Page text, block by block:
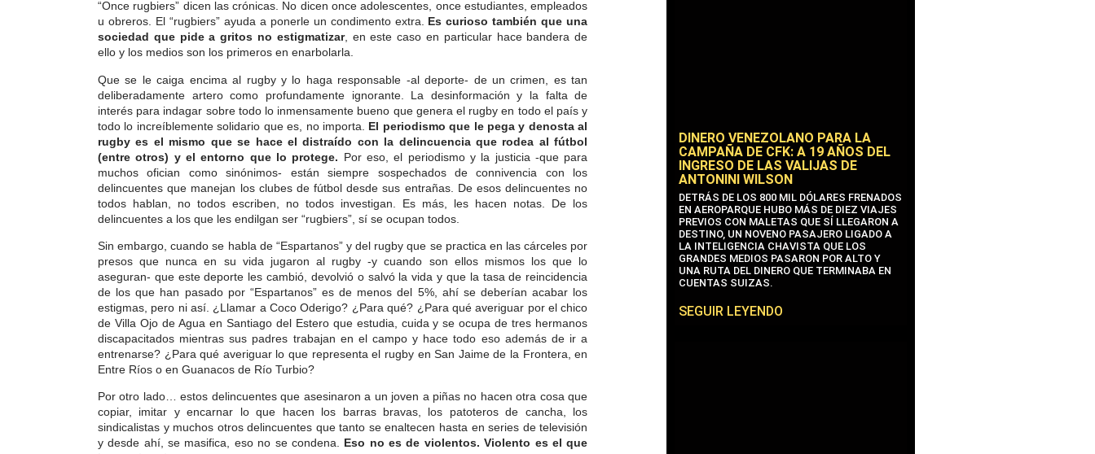
“Once rugbiers” dicen las crónicas. No dicen once adolescentes, once estudiantes, empleados
u obreros. El “rugbiers” ayuda a ponerle un condimento extra. Es curioso también que una
sociedad que pide a gritos no estigmatizar, en este caso en particular hace bandera de
ello y los medios son los primeros en enarbolarla.
Que se le caiga encima al rugby y lo haga responsable -al deporte- de un crimen, es tan
deliberadamente artero como profundamente ignorante. La desinformación y la falta de
interés para indagar sobre todo lo inmensamente bueno que genera el rugby en todo el país y
todo lo increíblemente solidario que es, no importa. El periodismo que le pega y denosta al
rugby es el mismo que se hace el distraído con la delincuencia que rodea al fútbol
(entre otros) y el entorno que lo protege. Por eso, el periodismo y la justicia -que para
muchos ofician como sinónimos- están siempre sospechados de connivencia con los
delincuentes que manejan los clubes de fútbol desde sus entrañas. De esos delincuentes no
todos hablan, no todos escriben, no todos investigan. Es más, les hacen notas. De los
delincuentes a los que les endilgan ser “rugbiers”, sí se ocupan todos.
Sin embargo, cuando se habla de “Espartanos” y del rugby que se practica en las cárceles por
presos que nunca en su vida jugaron al rugby -y cuando son ellos mismos los que lo
aseguran- que este deporte les cambió, devolvió o salvó la vida y que la tasa de reincidencia
de los que han pasado por “Espartanos” es de menos del 5%, ahí se deberían acabar los
estigmas, pero ni así. ¿Llamar a Coco Oderigo? ¿Para qué? ¿Para qué averiguar por el chico
de Villa Ojo de Agua en Santiago del Estero que estudia, cuida y se ocupa de tres hermanos
discapacitados mientras sus padres trabajan en el campo y hace todo eso además de ir a
entrenarse? ¿Para qué averiguar lo que representa el rugby en San Jaime de la Frontera, en
Entre Ríos o en Guanacos de Río Turbio?
Por otro lado… estos delincuentes que asesinaron a un joven a piñas no hacen otra cosa que
copiar, imitar y encarnar lo que hacen los barras bravas, los patoteros de cancha, los
sindicalistas y muchos otros delincuentes que tanto se enaltecen hasta en series de televisión
y desde ahí, se masifica, eso no se condena. Eso no es de violentos. Violento es el que
DINERO VENEZOLANO PARA LA
CAMPAÑA DE CFK: A 19 AÑOS DEL
INGRESO DE LAS VALIJAS DE
ANTONINI WILSON
DETRÁS DE LOS 800 MIL DÓLARES FRENADOS
EN AEROPARQUE HUBO MÁS DE DIEZ VIAJES
PREVIOS CON MALETAS QUE SÍ LLEGARON A
DESTINO, UN NOVENO PASAJERO LIGADO A
LA INTELIGENCIA CHAVISTA QUE LOS
GRANDES MEDIOS PASARON POR ALTO Y
UNA RUTA DEL DINERO QUE TERMINABA EN
CUENTAS SUIZAS.
SEGUIR LEYENDO